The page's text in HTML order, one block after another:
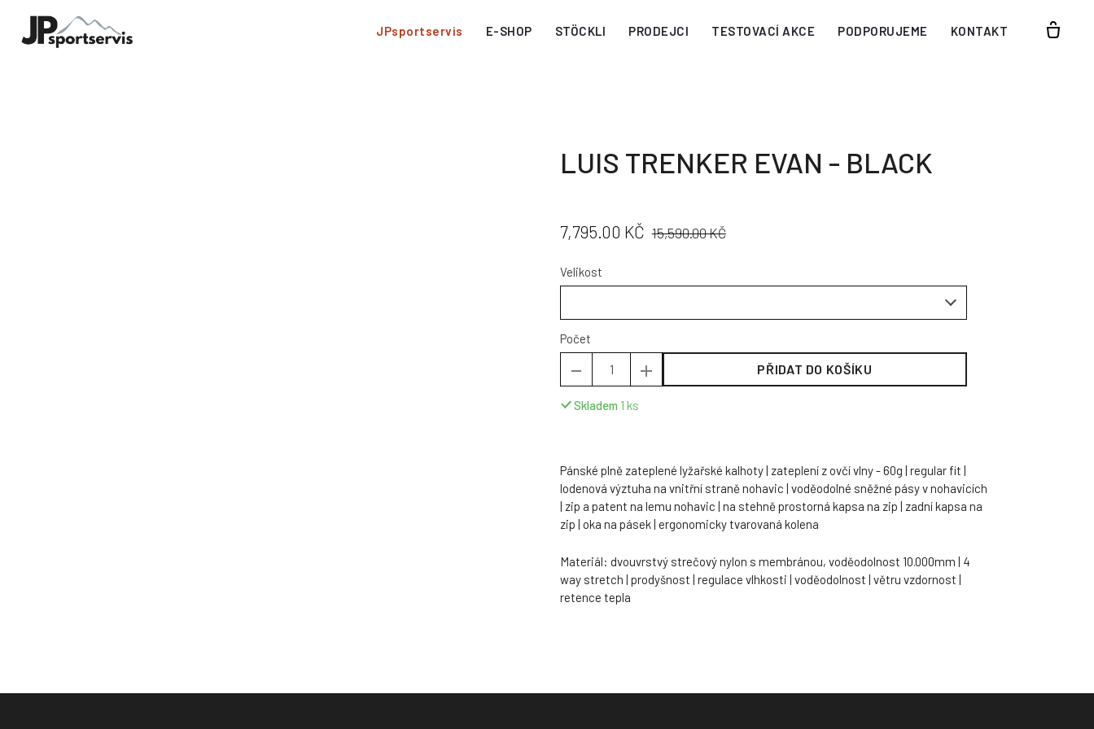
JPsportservis E-SHOP STÖCKLI PRODEJCI TESTOVACÍ AKCE PODPORUJEME KONTAKT
LUIS TRENKER EVAN - BLACK
CENA:
7,795.00 KČ PŮVODNÍ
CENA:
15,590.00 KČ
Velikost
Počet
PŘIDAT DO KOŠÍKU
Skladem 1 ks
Pánské plně zateplené lyžařské kalhoty | zateplení z ovčí vlny - 60g | regular fit |
lodenová výztuha na vnitřní straně nohavic | voděodolné sněžné pásy v nohavicích
| zip a patent na lemu nohavic | na stehně prostorná kapsa na zip | zadní kapsa na
zip | oka na pásek | ergonomicky tvarovaná kolena
Materiál: dvouvrstvý strečový nylon s membránou, voděodolnost 10.000mm | 4
way stretch | prodyšnost | regulace vlhkosti | voděodolnost | větru vzdornost |
retence tepla